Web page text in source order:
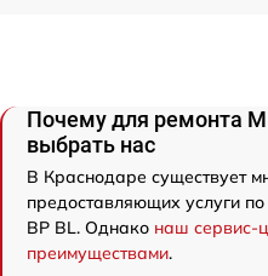
Почему для ремонта
выбрать нас
В Краснодаре существует
предоставляющих услуги
BP BL. Однако наш сервис-
преимуществами.